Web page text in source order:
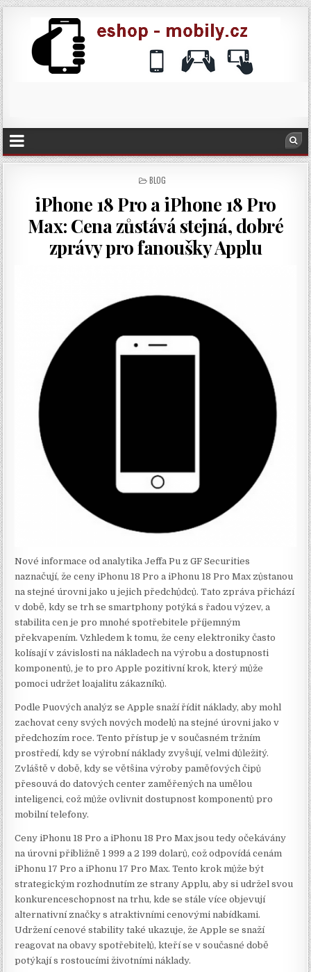
POSTED
BLOG
iPhone 18 Pro a iPhone 18 Pro
Max: Cena zůstává stejná, dobré
zprávy pro fanoušky Applu
Nové informace od analytika Jeffa Pu z GF Securities
naznačují, že ceny iPhonu 18 Pro a iPhonu 18 Pro Max zůstanou
na stejné úrovni jako u jejich předchůdců. Tato zpráva přichází
v době, kdy se trh se smartphony potýká s řadou výzev, a
stabilita cen je pro mnohé spotřebitele příjemným
překvapením. Vzhledem k tomu, že ceny elektroniky často
kolísají v závislosti na nákladech na výrobu a dostupnosti
komponentů, je to pro Apple pozitivní krok, který může
pomoci udržet loajalitu zákazníků.
Podle Puových analýz se Apple snaží řídit náklady, aby mohl
zachovat ceny svých nových modelů na stejné úrovni jako v
předchozím roce. Tento přístup je v současném tržním
prostředí, kdy se výrobní náklady zvyšují, velmi důležitý.
Zvláště v době, kdy se většina výroby paměťových čipů
přesouvá do datových center zaměřených na umělou
inteligenci, což může ovlivnit dostupnost komponentů pro
mobilní telefony.
Ceny iPhonu 18 Pro a iPhonu 18 Pro Max jsou tedy očekávány
na úrovni přibližně 1 999 a 2 199 dolarů, což odpovídá cenám
iPhonu 17 Pro a iPhonu 17 Pro Max. Tento krok může být
strategickým rozhodnutím ze strany Applu, aby si udržel svou
konkurenceschopnost na trhu, kde se stále více objevují
alternativní značky s atraktivními cenovými nabídkami.
Udržení cenové stability také ukazuje, že Apple se snaží
reagovat na obavy spotřebitelů, kteří se v současné době
potýkají s rostoucími životními náklady.